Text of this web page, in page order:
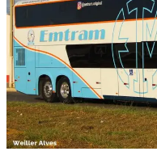
mail